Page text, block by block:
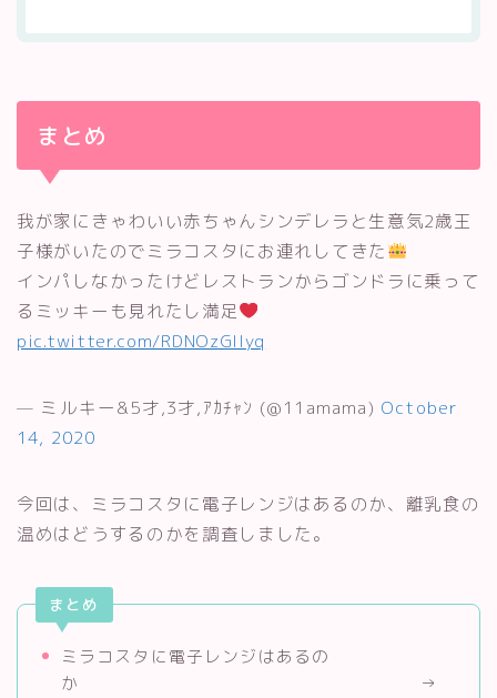
まとめ
我が家にきゃわいい赤ちゃんシンデレラと生意気2歳王
子様がいたのでミラコスタにお連れしてきた
インパしなかったけどレストランからゴンドラに乗って
るミッキーも見れたし満足
pic.twitter.com/RDNOzGIIyq
— ミルキー&5才,3才,ｱｶﾁｬﾝ (@11amama) October
14, 2020
今回は、ミラコスタに電子レンジはあるのか、離乳食の
温めはどうするのかを調査しました。
まとめ
ミラコスタに電子レンジはあるの
か →